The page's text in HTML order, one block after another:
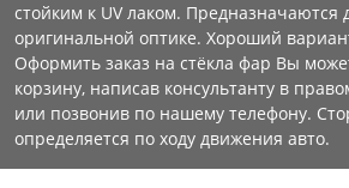
стойким к UV лаком. Предназначаются
оригинальной оптике. Хороший
Оформить заказ на стёкла фар Вы
корзину, написав консультанту в
или позвонив по нашему телефону.
определяется по ходу движения авто.